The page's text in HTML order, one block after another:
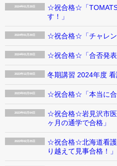
2024年01月29日
☆祝合格☆「
す！」
2024年01月29日 ☆祝合格☆「チャレン
2024年01月29日 ☆祝合格☆「合否発表
2023年12月09日 冬期講習 2024年度
2023年03月04日 ☆祝合格☆「本当に合
2023年03月04日
☆祝合格☆岩見沢市医
ヶ月の通学で合格」
2022年02月25日
☆祝合格☆北海道看護
り越えて見事合格！」